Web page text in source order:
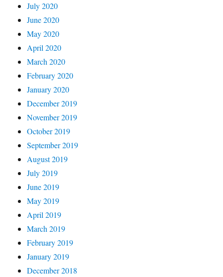
July 2020
June 2020
May 2020
April 2020
March 2020
February 2020
January 2020
December 2019
November 2019
October 2019
September 2019
August 2019
July 2019
June 2019
May 2019
April 2019
March 2019
February 2019
January 2019
December 2018